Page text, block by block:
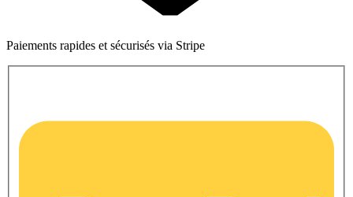
Paiements rapides et sécurisés via Stripe